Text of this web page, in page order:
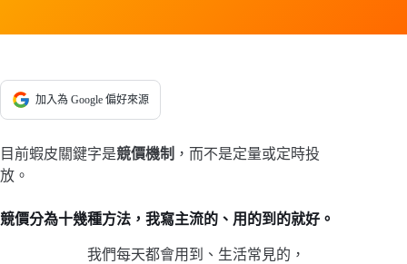
加入為 Google 偏好來源
目前蝦皮關鍵字是競價機制 ，而不是定量或定時投
放。
競價分為十幾種方法，我寫主流的、用的到的就好。
我們每天都會用到、生活常見的，